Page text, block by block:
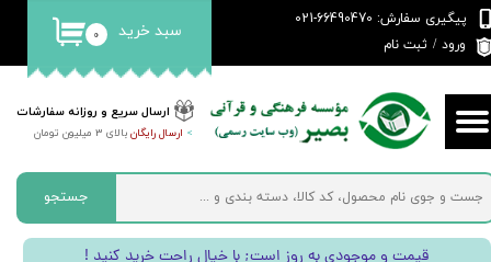
ارسال سریع و روزانه سفارشات
> ارسال رایگانبالای 3 میلیون تومان
پیگیری سفارش: 66490470-021
ورود / ثبت نام
حساب کاربری من
تغییر گذر واژه
سفارشات
خروج از حساب کاربری
۰ سبد خرید
جستجو